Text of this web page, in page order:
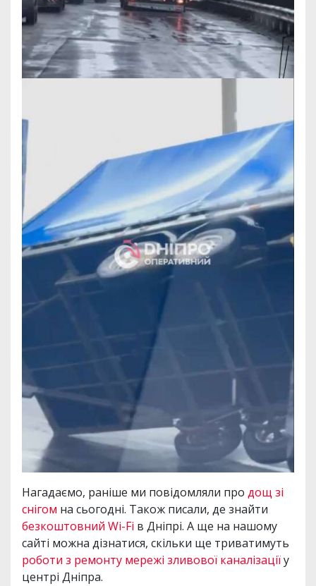
Нагадаємо, раніше ми повідомляли про дощ зі
снігом на сьогодні. Також писали, де знайти
безкоштовний Wi-Fi в Дніпрі. А ще на нашому
сайті можна дізнатися, скільки ще триватимуть
роботи з ремонту мережі зливової каналізаціїу
центрі Дніпра.